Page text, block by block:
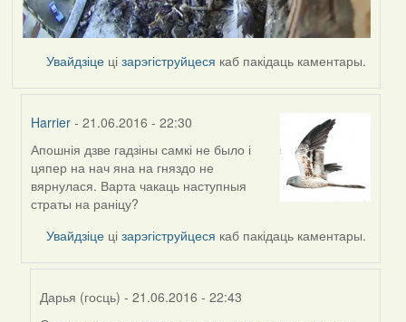
Увайдзіце цізарэгіструйцеся каб пакідаць каментары.
Harrier - 21.06.2016 - 22:30
In
reply
to
by
Harrier
Апошнія дзве гадзіны самкі не было і
цяпер на нач яна на гняздо не
вярнулася. Варта чакаць наступныя
страты на раніцу?
Увайдзіце цізарэгіструйцеся каб пакідаць каментары.
Дарья (госць) - 21.06.2016 - 22:43